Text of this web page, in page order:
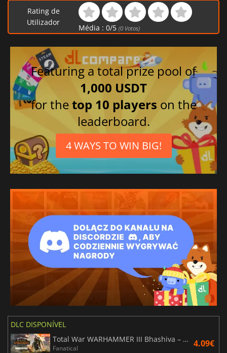
Rating de
Utilizador
Média : 0/5 (0Votos)
Featuring a total prize pool of
1,000 USDT
for thetop 10 players on the
leaderboard.
4 WAYS TO WIN BIG!
DLC DISPONÍVEL
Total War WARHAMMER III Bhashiva – Character Pack
Fanatical 4.09€